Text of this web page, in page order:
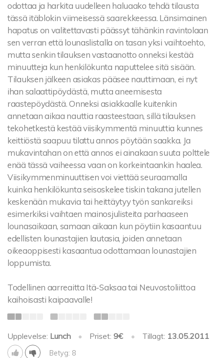
odottaa ja harkita uudelleen haluaako tehdä tilausta
tässä itäblokin viimeisessä saarekkeessa. Länsimainen
hapatus on valitettavasti päässyt tähänkin ravintolaan
sen verran että lounaslistalla on tasan yksi vaihtoehto,
mutta senkin tilauksen vastaanotto onneksi kestää
minuutteja kun henkilökunta naputtelee sitä sisään.
Tilauksen jälkeen asiakas pääsee nauttimaan, ei nyt
ihan salaattipöydästä, mutta aneemisesta
raastepöydästä. Onneksi asiakkaalle kuitenkin
annetaan aikaa nauttia raasteestaan, sillä tilauksen
tekohetkestä kestää viisikymmentä minuuttia kunnes
keittiöstä saapuu tilattu annos pöytään saakka. Ja
mukavintahan on että annos ei ainakaan suuta polttele
enää tässä vaiheessa vaan on korkeintaankin haalea.
Viisikymmenminuuttisen voi viettää seuraamalla
kuinka henkilökunta seisoskelee tiskin takana jutellen
keskenään mukavia tai heittäytyy työn sankareiksi
esimerkiksi vaihtaen mainosjulisteita parhaaseen
lounasaikaan, samaan aikaan kun pöytiin kasaantuu
edellisten lounastajien lautasia, joiden annetaan
oikeaoppisesti kasaantua odottamaan lounastajien
loppumista.
Todellinen aarreaitta Itä-Saksaa tai Neuvostoliittoa
kaihoisasti kaipaavalle!
Upplevelse: Lunch • Priset:9€ • Tillagt: 13.05.2011
Betyg: 8